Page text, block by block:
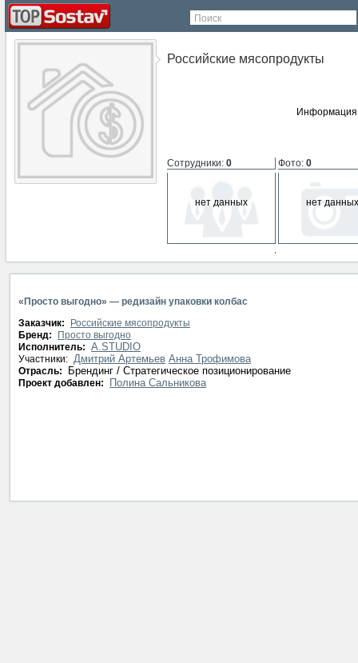
Поиск
Российские мясопродукты
Информация
Сотрудники: 0
нет данных
Фото: 0
нет данных
нет данных
«Просто выгодно» — редизайн упаковки колбас
Заказчик:
Российские мясопродукты
Бренд:
Просто выгодно
Исполнитель: A.STUDIO
Участники: Дмитрий Артемьев Анна Трофимова
Отрасль: Брендинг / Стратегическое позиционирование
Проект добавлен: Полина Сальникова